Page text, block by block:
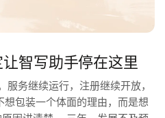
智写助手停在这里
务继续运行，注册继续开放，
包装一个体面的理由，而是想